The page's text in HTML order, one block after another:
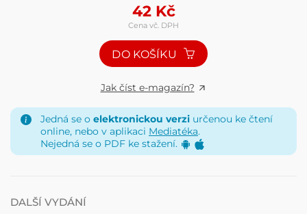
42Kč
Cena vč. DPH
DO KOŠÍKU
Jak číst e-magazín?
Jedná se o elektronickou verzi určenou ke čtení
online, nebo v aplikaci Mediatéka.
Nejedná se o PDF ke stažení.
DALŠÍ VYDÁNÍ